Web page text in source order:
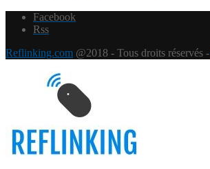
Facebook
Rss
Reflinking.com @2018 - Tous droits réservés -